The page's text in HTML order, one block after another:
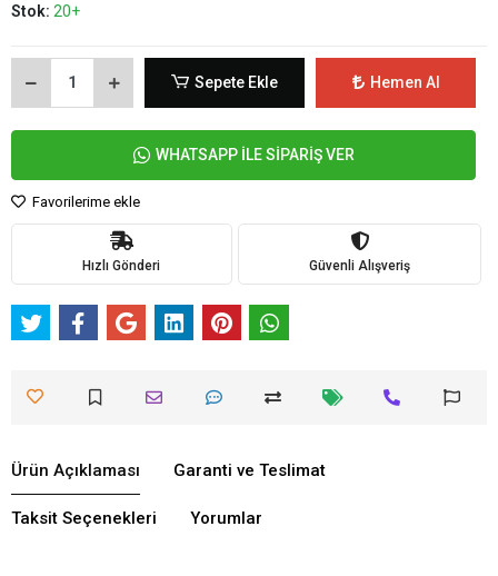
Stok: 20+
Sepete Ekle Hemen Al
WHATSAPP İLE SİPARİŞ VER
Favorilerime ekle
Hızlı Gönderi Güvenli Alışveriş
Ürün Açıklaması Garanti ve Teslimat
Taksit Seçenekleri Yorumlar